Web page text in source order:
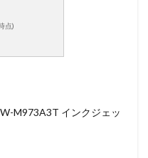
点)
M973A3T インクジェッ